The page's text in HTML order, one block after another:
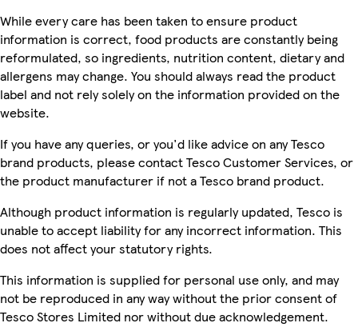
While every care has been taken to ensure product
information is correct, food products are constantly being
reformulated, so ingredients, nutrition content, dietary and
allergens may change. You should always read the product
label and not rely solely on the information provided on the
website.
If you have any queries, or you'd like advice on any Tesco
brand products, please contact Tesco Customer Services, or
the product manufacturer if not a Tesco brand product.
Although product information is regularly updated, Tesco is
unable to accept liability for any incorrect information. This
does not affect your statutory rights.
This information is supplied for personal use only, and may
not be reproduced in any way without the prior consent of
Tesco Stores Limited nor without due acknowledgement.